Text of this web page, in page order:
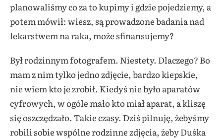
planowaliśmy co za to kupimy i gdzie pojedziemy, a
potem mówił: wiesz, są prowadzone badania nad
lekarstwem na raka, może sfinansujemy?
Był rodzinnym fotografem. Niestety. Dlaczego? Bo
mam z nim tylko jedno zdjęcie, bardzo kiepskie,
nie wiem kto je zrobił. Kiedyś nie było aparatów
cyfrowych, w ogóle mało kto miał aparat, a kliszę
się oszczędzało. Takie czasy. Dziś pilnuję, żebyśmy
robili sobie wspólne rodzinne zdjęcia, żeby Duśka